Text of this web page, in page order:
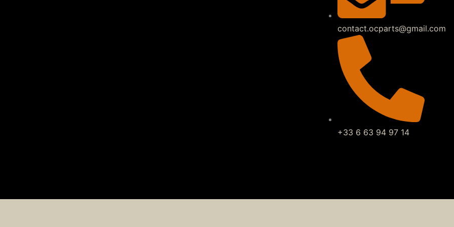
contact.ocparts@gmail.com
+33 6 63 94 97 14